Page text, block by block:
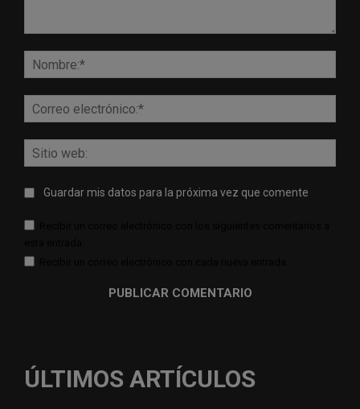
Guardar mis datos para la próxima vez que comente
ÚLTIMOS ARTÍCULOS